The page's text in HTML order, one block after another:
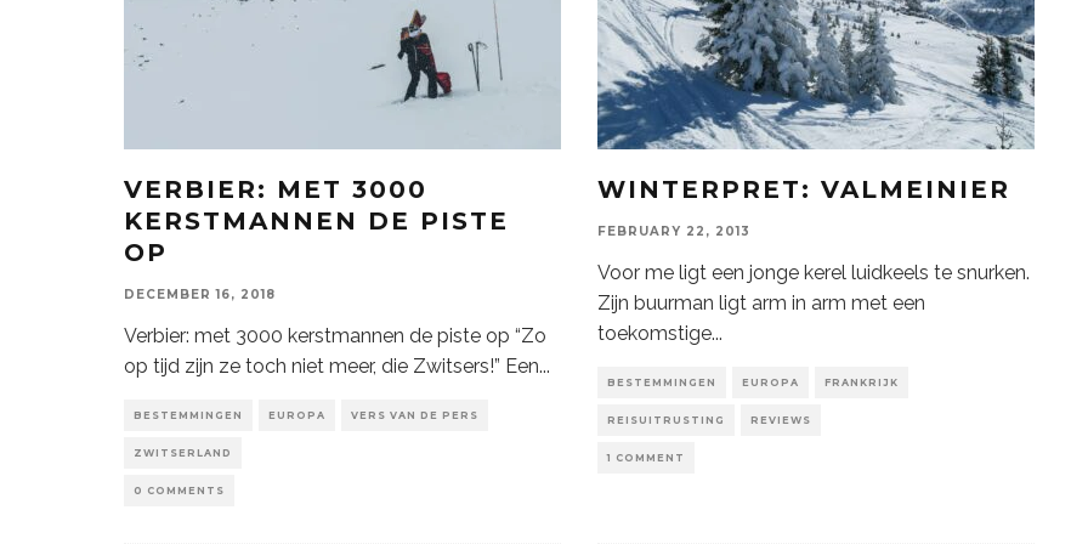
VERBIER: MET 3000
KERSTMANNEN DE PISTE
OP
DECEMBER 16, 2018
Verbier: met 3000 kerstmannen de piste op “Zo
op tijd zijn ze toch niet meer, die Zwitsers!” Een...
BESTEMMINGEN EUROPA VERS VAN DE PERS
ZWITSERLAND
0 COMMENTS
WINTERPRET: VALMEINIER
FEBRUARY 22, 2013
Voor me ligt een jonge kerel luidkeels te snurken.
Zijn buurman ligt arm in arm met een
toekomstige...
BESTEMMINGEN EUROPA FRANKRIJK
REISUITRUSTING REVIEWS
1 COMMENT